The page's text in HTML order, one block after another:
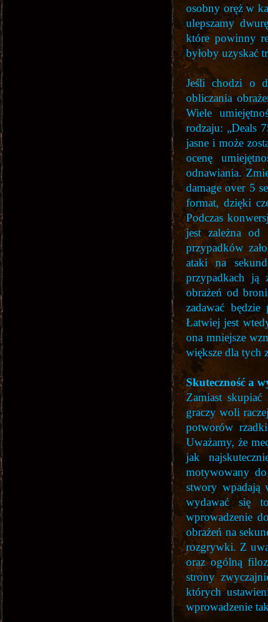
osobny oręż w
ulepszamy
które powinny
byłoby uzyskać
Jeśli chodzi o
obliczania
Wiele
rodzaju: „Deals
jasne i może
ocenę
odnawiania.
damage over 5
format, dzięki
Podczas
jest zależna
przypadków
ataki na
przypadkach ją
obrażeń od
zadawać
Łatwiej jest
ona mniejsze
większe dla tych
Skuteczność a
Zamiast
graczy woli
potworów
Uważamy, że
jak
motywowany
stwory wpadają
wydawać się
wprowadzenie
obrażeń na
rozgrywki. Z
oraz ogólną
strony
których
wprowadzenie